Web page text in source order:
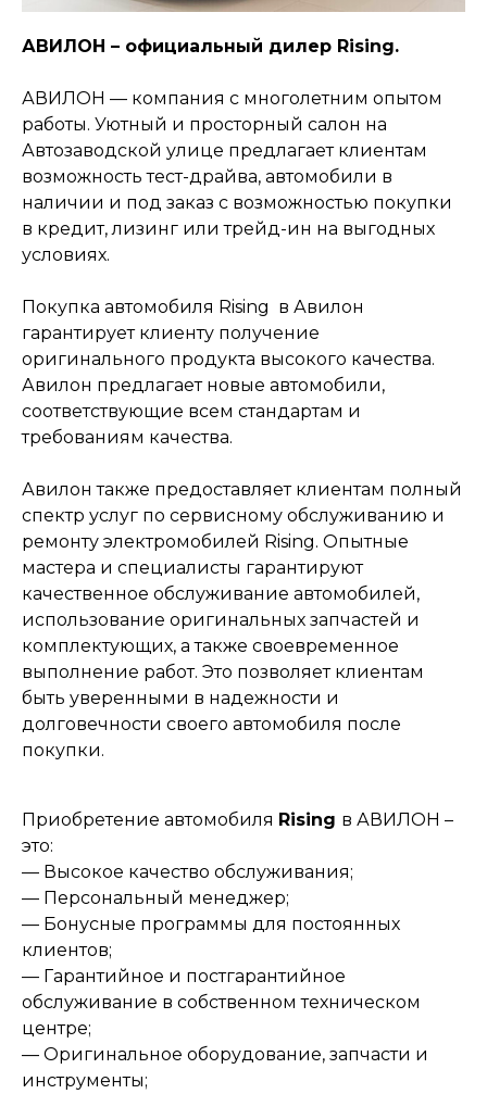
АВИЛОН – официальный дилер Rising.
АВИЛОН — компания с многолетним опытом
работы. Уютный и просторный салон на
Автозаводской улице предлагает клиентам
возможность тест-драйва, автомобили в
наличии и под заказ с возможностью покупки
в кредит, лизинг или трейд-ин на выгодных
условиях.
Покупка автомобиля Rising в Авилон
гарантирует клиенту получение
оригинального продукта высокого качества.
Авилон предлагает новые автомобили,
соответствующие всем стандартам и
требованиям качества.
Авилон также предоставляет клиентам полный
спектр услуг по сервисному обслуживанию и
ремонту электромобилей Rising. Опытные
мастера и специалисты гарантируют
качественное обслуживание автомобилей,
использование оригинальных запчастей и
комплектующих, а также своевременное
выполнение работ. Это позволяет клиентам
быть уверенными в надежности и
долговечности своего автомобиля после
покупки.
Приобретение автомобиля Rising в АВИЛОН –
это:
— Высокое качество обслуживания;
— Персональный менеджер;
— Бонусные программы для постоянных
клиентов;
— Гарантийное и постгарантийное
обслуживание в собственном техническом
центре;
— Оригинальное оборудование, запчасти и
инструменты;